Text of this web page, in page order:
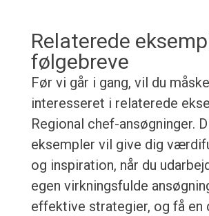
Relaterede
følgebreve
Før vi går i gang, vil du
interesseret i relaterede
Regional chef-ansøgninger.
eksempler vil give dig
og inspiration, når du
egen virkningsfulde
effektive strategier, og få en